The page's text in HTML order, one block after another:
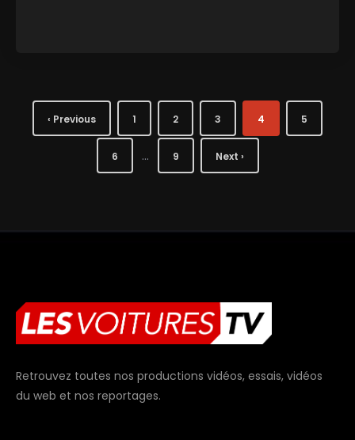
‹ Previous 1 2 3 4 5
6 … 9 Next ›
Retrouvez toutes nos productions vidéos, essais, vidéos
du web et nos reportages.